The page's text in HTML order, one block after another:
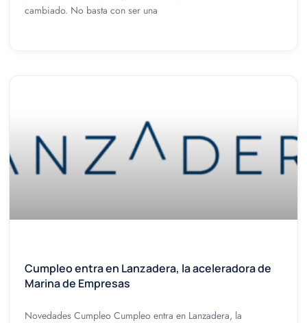
cambiado. No basta con ser una
Cumpleo entra en Lanzadera, la aceleradora de
Marina de Empresas
Novedades Cumpleo Cumpleo entra en Lanzadera, la